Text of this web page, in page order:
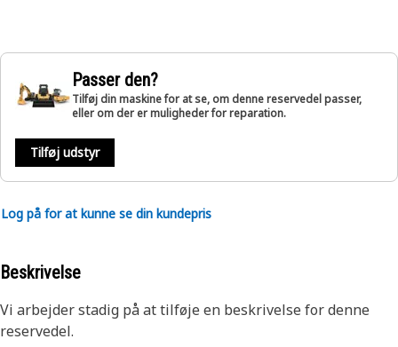
Passer den?
Tilføj din maskine for at se, om denne reservedel passer,
eller om der er muligheder for reparation.
Tilføj udstyr
Log på for at kunne se din kundepris
Beskrivelse
Vi arbejder stadig på at tilføje en beskrivelse for denne
reservedel.